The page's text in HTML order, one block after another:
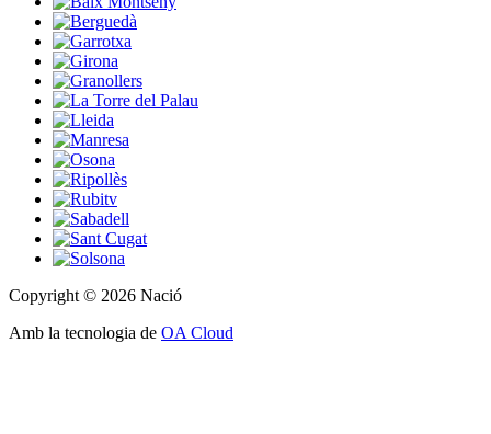
Copyright © 2026 Nació
Amb la tecnologia de OA Cloud